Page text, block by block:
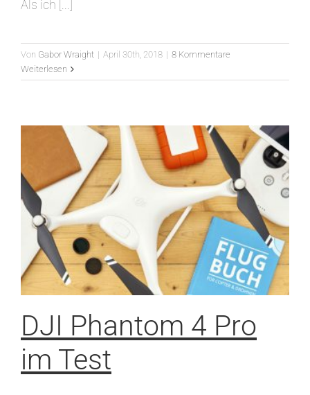
Als ich [...]
Von Gabor Wraight | April 30th, 2018 | 8 Kommentare
Weiterlesen
DJI Phantom 4 Pro im Test
Ohne Kategorie
DJI Phantom 4 Pro
im Test